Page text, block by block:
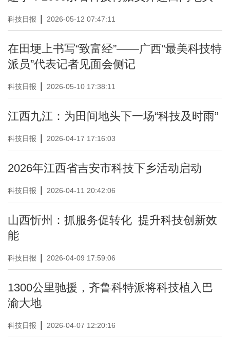
科技日报 2026-05-12 07:47:11
在田埂上书写“致富经”——广西“最美科技特
派员”代表记者见面会侧记
科技日报 2026-05-10 17:38:11
江西九江：为田间地头下一场“科技及时雨”
科技日报 2026-04-17 17:16:03
2026年江西省吉安市科技下乡活动启动
科技日报 2026-04-11 20:42:06
山西忻州：抓服务促转化 提升科技创新效
能
科技日报 2026-04-09 17:59:06
1300公里驰援，齐鲁科特派将科技植入巴
渝大地
科技日报 2026-04-07 12:20:16